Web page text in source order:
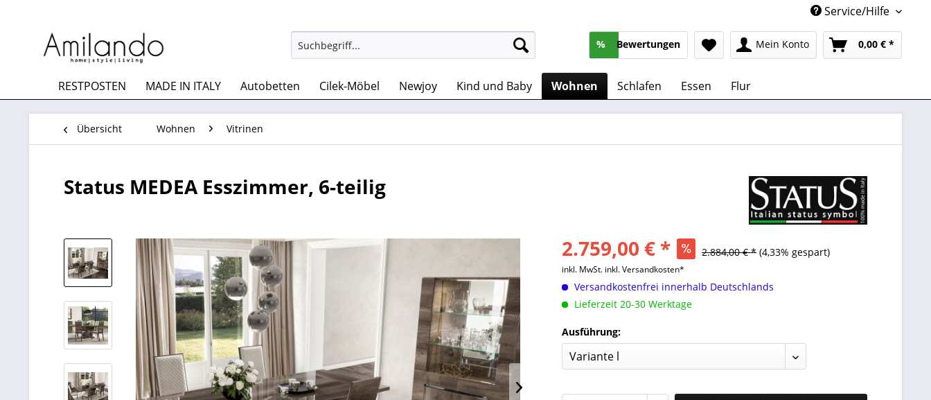
Service/Hilfe
% Bewertungen Mein Konto 0,00 € *
RESTPOSTEN MADE IN ITALY Autobetten Cilek-Möbel Newjoy Kind und Baby Wohnen Schlafen Essen Flur
Übersicht Wohnen Vitrinen
Status MEDEA Esszimmer, 6-teilig
2.759,00 € * 2.884,00 € * (4,33% gespart)
inkl. MwSt. inkl. Versandkosten*
Versandkostenfrei innerhalb Deutschlands
Lieferzeit 20-30 Werktage
Ausführung: